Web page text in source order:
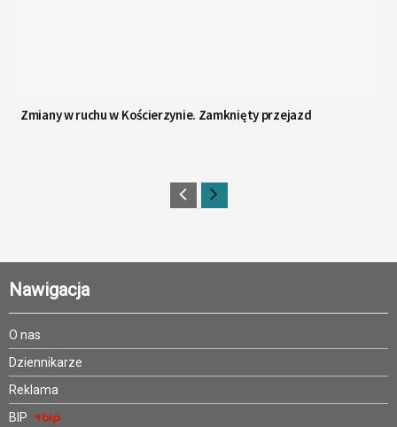
Zmiany w ruchu w Kościerzynie. Zamknięty przejazd
Nawigacja
O nas
Dziennikarze
Reklama
BIP